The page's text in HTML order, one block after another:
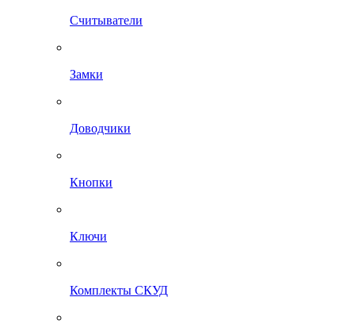
Считыватели
Замки
Доводчики
Кнопки
Ключи
Комплекты СКУД